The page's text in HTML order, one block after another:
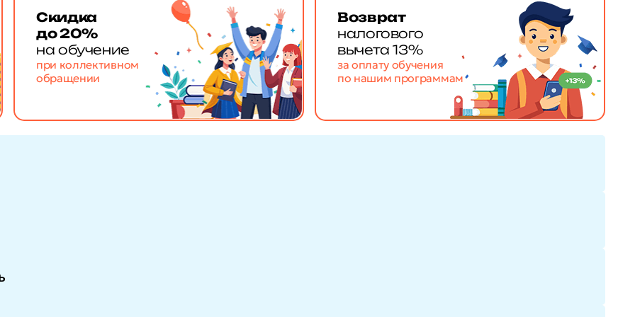
Скидка
до 20%
на обучение
при коллективном
обращении
Возврат
налогового
вычета 13%
за оплату обучения
по нашим программам